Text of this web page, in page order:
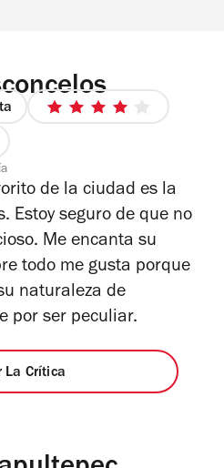
4
estrellas
de la ciudad es la
Estoy seguro de que no
Me encanta su
todo me gusta porque
naturaleza de
por ser peculiar.
La Crítica